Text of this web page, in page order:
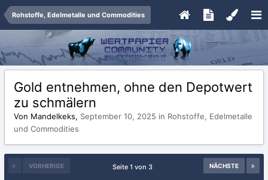
Rohstoffe, Edelmetalle und Commodities
Gold entnehmen, ohne den Depotwert
zu schmälern
Von Mandelkeks, September 10, 2025 in Rohstoffe, Edelmetalle
und Commodities
VORHERIGE NÄCHSTE
Seite 1 von 3